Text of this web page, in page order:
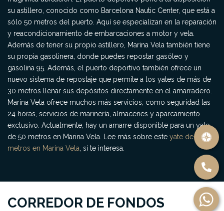
su astillero, conocido como Barcelona Nautic Center, que está a
sólo 50 metros del puerto. Aquí se especializan en la reparación
y reacondicionamiento de embarcaciones a motor y vela.
Además de tener su propio astillero, Marina Vela también tiene
su propia gasolinera, donde puedes repostar gasóleo y
gasolina 95. Además, el puerto deportivo también ofrece un
nuevo sistema de repostaje que permite a los yates de más de
30 metros llenar sus depósitos directamente en el amarradero.
Marina Vela ofrece muchos más servicios, como seguridad las
24 horas, servicios de marinería, almacenes y aparcamiento
exclusivo. Actualmente, hay un amarre disponible para un yate
de 50 metros en Marina Vela. Lee más sobre este yate de 50
metros en Marina Vela , si te interesa.
CORREDOR DE FONDOS